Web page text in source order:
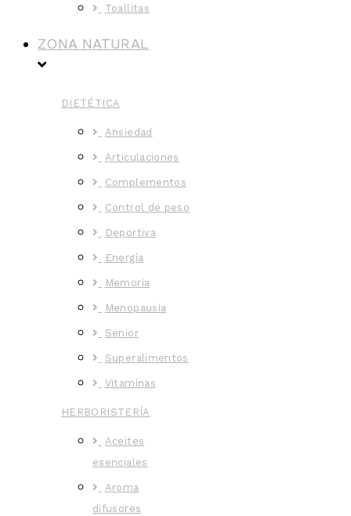
Toallitas
ZONA NATURAL
DIETÉTICA
Ansiedad
Articulaciones
Complementos
Control de peso
Deportiva
Energía
Memoria
Menopausia
Senior
Superalimentos
Vitaminas
HERBORISTERÍA
Aceites
esenciales
Aroma
difusores